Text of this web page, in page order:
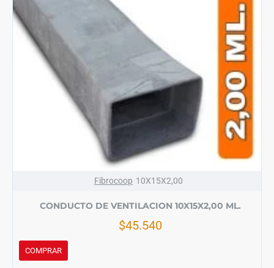
Fibrocoop 10X15X2,00
CONDUCTO DE VENTILACION 10X15X2,00 ML.
$45.540
COMPRAR